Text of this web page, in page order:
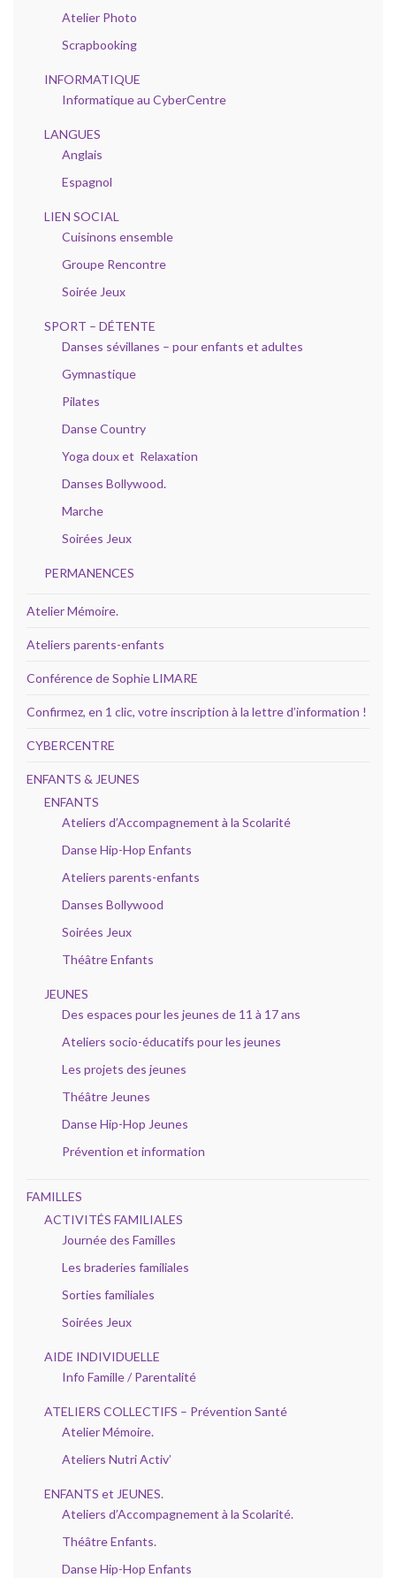
Atelier Photo
Scrapbooking
INFORMATIQUE
Informatique au CyberCentre
LANGUES
Anglais
Espagnol
LIEN SOCIAL
Cuisinons ensemble
Groupe Rencontre
Soirée Jeux
SPORT – DÉTENTE
Danses sévillanes – pour enfants et adultes
Gymnastique
Pilates
Danse Country
Yoga doux et Relaxation
Danses Bollywood.
Marche
Soirées Jeux
PERMANENCES
Atelier Mémoire.
Ateliers parents-enfants
Conférence de Sophie LIMARE
Confirmez, en 1 clic, votre inscription à la lettre d’information !
CYBERCENTRE
ENFANTS & JEUNES
ENFANTS
Ateliers d’Accompagnement à la Scolarité
Danse Hip-Hop Enfants
Ateliers parents-enfants
Danses Bollywood
Soirées Jeux
Théâtre Enfants
JEUNES
Des espaces pour les jeunes de 11 à 17 ans
Ateliers socio-éducatifs pour les jeunes
Les projets des jeunes
Théâtre Jeunes
Danse Hip-Hop Jeunes
Prévention et information
FAMILLES
ACTIVITÉS FAMILIALES
Journée des Familles
Les braderies familiales
Sorties familiales
Soirées Jeux
AIDE INDIVIDUELLE
Info Famille / Parentalité
ATELIERS COLLECTIFS – Prévention Santé
Atelier Mémoire.
Ateliers Nutri Activ’
ENFANTS et JEUNES.
Ateliers d’Accompagnement à la Scolarité.
Théâtre Enfants.
Danse Hip-Hop Enfants